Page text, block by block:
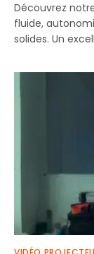
Découvrez
fluide,
solides. Un